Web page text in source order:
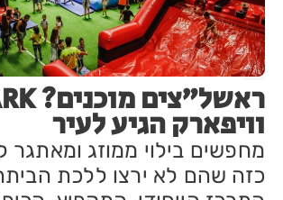
וויפארק הגיע לעיר
מחפשים בילוי ממוזג ומאתגר